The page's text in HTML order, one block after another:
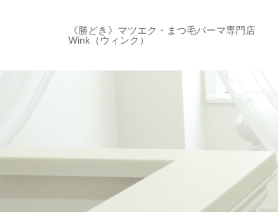
《勝どき》マツエク・まつ毛パーマ専門店
Wink（ウィンク）